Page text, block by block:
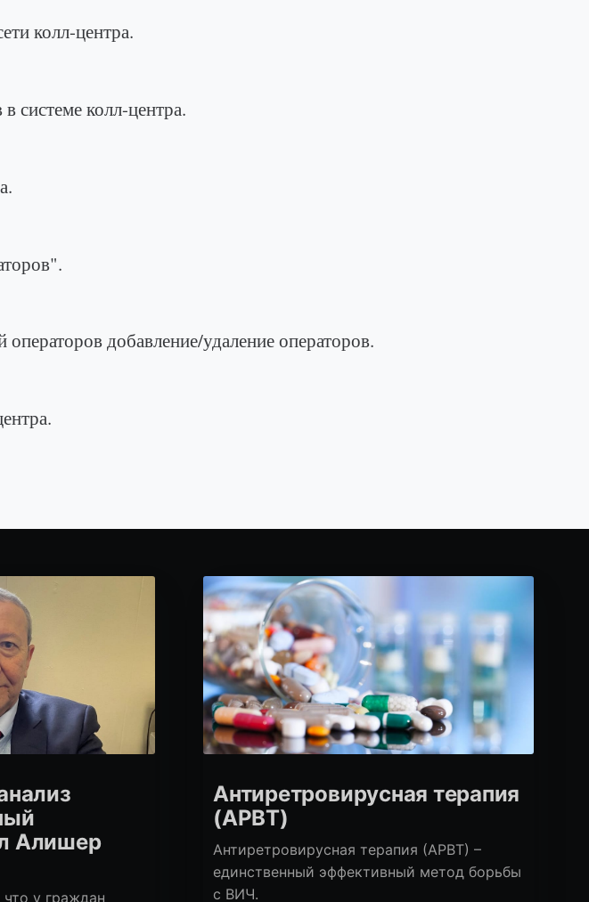
центра.
колл-центра.
добавление/удаление операторов.
Алишер
что у граждан
Антиретровирусная терапия
(АРВТ)
Антиретровирусная терапия (АРВТ) –
единственный эффективный метод борьбы
с ВИЧ.